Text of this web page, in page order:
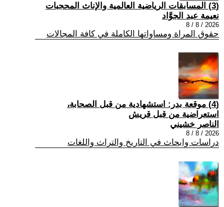
(3) المسابقات الرياضية العالمية والإناث المحجبات
نعيمة عبد الجوَّاد
2026 / 8 / 8
حقوق المراة ومساواتها الكاملة في كافة المجالات
(4) موقعة بدر: استشهادية من قبل الصحابة،
استعراضية من قبل قريش
الناصر خشيني
2026 / 8 / 8
دراسات وابحاث في التاريخ والتراث واللغات